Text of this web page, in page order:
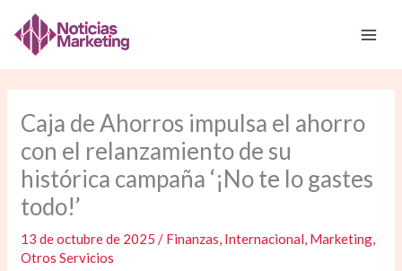
contenido
Caja de Ahorros impulsa el ahorro
con el relanzamiento de su
histórica campaña ‘¡No te lo gastes
todo!’
13 de octubre de 2025/ Finanzas, Internacional, Marketing,
Otros Servicios